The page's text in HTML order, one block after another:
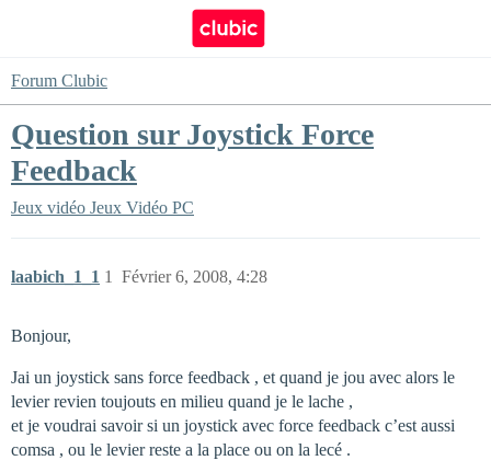
Forum Clubic
Question sur Joystick Force
Feedback
Jeux vidéo Jeux Vidéo PC
laabich_1_1 Février 6, 2008, 4:28
1
Bonjour,
Jai un joystick sans force feedback , et quand je jou avec alors le
levier revien toujouts en milieu quand je le lache ,
et je voudrai savoir si un joystick avec force feedback c’est aussi
comsa , ou le levier reste a la place ou on la lecé .